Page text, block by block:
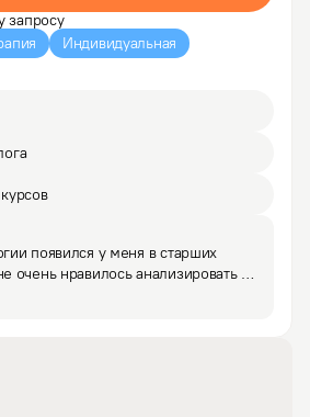
запросу
Индивидуальная
появился у меня в старших
очень нравилось анализировать
произведения на предмет